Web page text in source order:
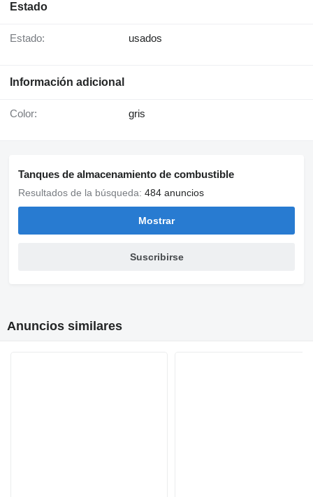
Estado
Estado: usados
Información adicional
Color: gris
Tanques de almacenamiento de combustible
Resultados de la búsqueda: 484 anuncios
Mostrar
Suscribirse
Anuncios similares